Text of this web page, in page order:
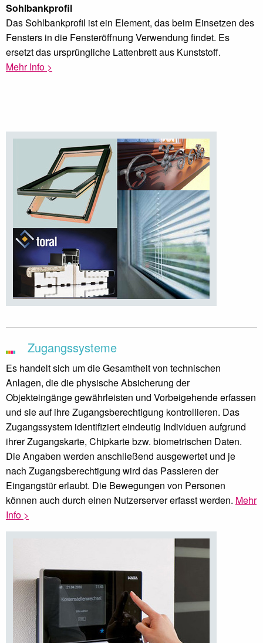
Sohlbankprofil
Das Sohlbankprofil ist ein Element, das beim Einsetzen des
Fensters in die Fensteröffnung Verwendung findet. Es
ersetzt das ursprüngliche Lattenbrett aus Kunststoff.
Mehr Info >
Zugangssysteme
Es handelt sich um die Gesamtheit von technischen
Anlagen, die die physische Absicherung der
Objekteingänge gewährleisten und Vorbeigehende erfassen
und sie auf ihre Zugangsberechtigung kontrollieren. Das
Zugangssystem identifiziert eindeutig Individuen aufgrund
ihrer Zugangskarte, Chipkarte bzw. biometrischen Daten.
Die Angaben werden anschließend ausgewertet und je
nach Zugangsberechtigung wird das Passieren der
Eingangstür erlaubt. Die Bewegungen von Personen
können auch durch einen Nutzerserver erfasst werden. Mehr
Info >